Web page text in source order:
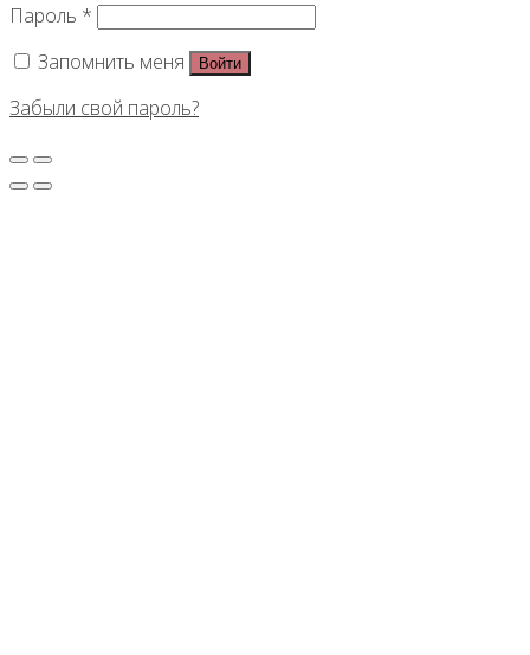
Пароль *
Запомнить меня
Войти
Забыли свой пароль?